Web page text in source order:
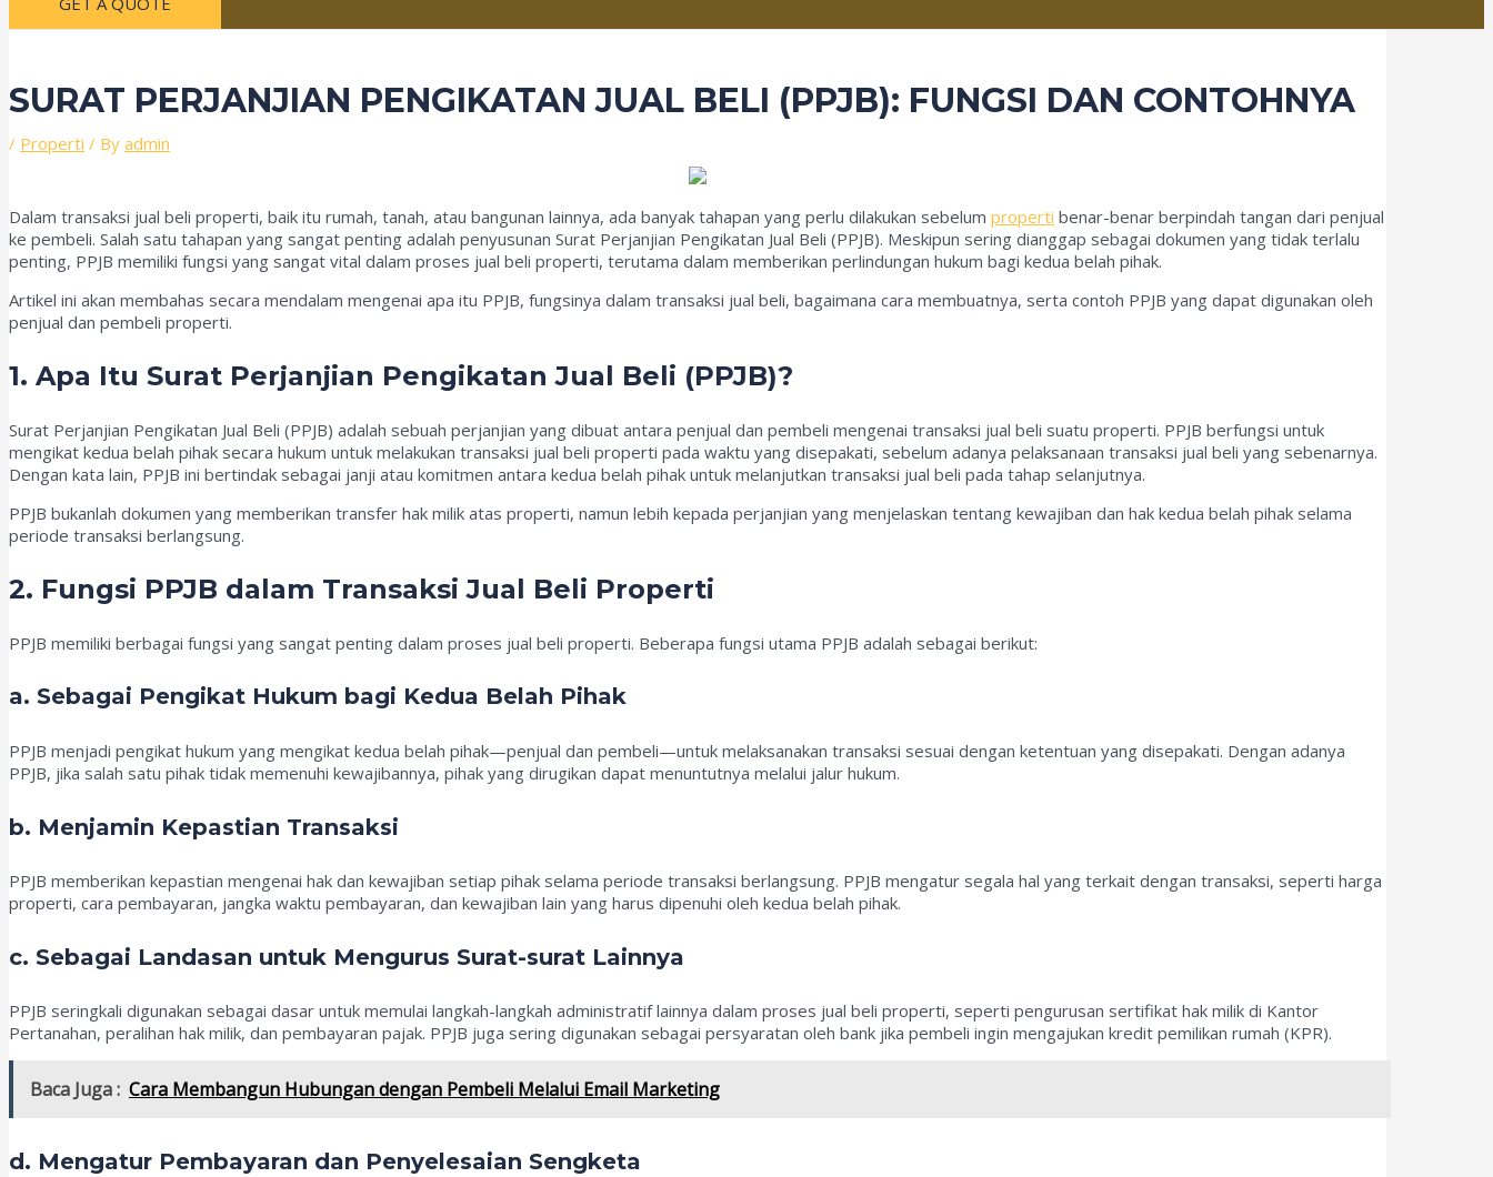
SURAT PERJANJIAN PENGIKATAN JUAL BELI (PPJB): FUNGSI DAN CONTOHNYA
/ Properti / By admin
Dalam transaksi jual beli properti, baik itu rumah, tanah, atau bangunan lainnya, ada banyak tahapan yang perlu dilakukan sebelum properti benar-benar berpindah tangan dari penjual
ke pembeli. Salah satu tahapan yang sangat penting adalah penyusunan Surat Perjanjian Pengikatan Jual Beli (PPJB). Meskipun sering dianggap sebagai dokumen yang tidak terlalu
penting, PPJB memiliki fungsi yang sangat vital dalam proses jual beli properti, terutama dalam memberikan perlindungan hukum bagi kedua belah pihak.
Artikel ini akan membahas secara mendalam mengenai apa itu PPJB, fungsinya dalam transaksi jual beli, bagaimana cara membuatnya, serta contoh PPJB yang dapat digunakan oleh
penjual dan pembeli properti.
1. Apa Itu Surat Perjanjian Pengikatan Jual Beli (PPJB)?
Surat Perjanjian Pengikatan Jual Beli (PPJB) adalah sebuah perjanjian yang dibuat antara penjual dan pembeli mengenai transaksi jual beli suatu properti. PPJB berfungsi untuk
mengikat kedua belah pihak secara hukum untuk melakukan transaksi jual beli properti pada waktu yang disepakati, sebelum adanya pelaksanaan transaksi jual beli yang sebenarnya.
Dengan kata lain, PPJB ini bertindak sebagai janji atau komitmen antara kedua belah pihak untuk melanjutkan transaksi jual beli pada tahap selanjutnya.
PPJB bukanlah dokumen yang memberikan transfer hak milik atas properti, namun lebih kepada perjanjian yang menjelaskan tentang kewajiban dan hak kedua belah pihak selama
periode transaksi berlangsung.
2. Fungsi PPJB dalam Transaksi Jual Beli Properti
PPJB memiliki berbagai fungsi yang sangat penting dalam proses jual beli properti. Beberapa fungsi utama PPJB adalah sebagai berikut:
a. Sebagai Pengikat Hukum bagi Kedua Belah Pihak
PPJB menjadi pengikat hukum yang mengikat kedua belah pihak—penjual dan pembeli—untuk melaksanakan transaksi sesuai dengan ketentuan yang disepakati. Dengan adanya
PPJB, jika salah satu pihak tidak memenuhi kewajibannya, pihak yang dirugikan dapat menuntutnya melalui jalur hukum.
b. Menjamin Kepastian Transaksi
PPJB memberikan kepastian mengenai hak dan kewajiban setiap pihak selama periode transaksi berlangsung. PPJB mengatur segala hal yang terkait dengan transaksi, seperti harga
properti, cara pembayaran, jangka waktu pembayaran, dan kewajiban lain yang harus dipenuhi oleh kedua belah pihak.
c. Sebagai Landasan untuk Mengurus Surat-surat Lainnya
PPJB seringkali digunakan sebagai dasar untuk memulai langkah-langkah administratif lainnya dalam proses jual beli properti, seperti pengurusan sertifikat hak milik di Kantor
Pertanahan, peralihan hak milik, dan pembayaran pajak. PPJB juga sering digunakan sebagai persyaratan oleh bank jika pembeli ingin mengajukan kredit pemilikan rumah (KPR).
Baca Juga : Cara Membangun Hubungan dengan Pembeli Melalui Email Marketing
d. Mengatur Pembayaran dan Penyelesaian Sengketa